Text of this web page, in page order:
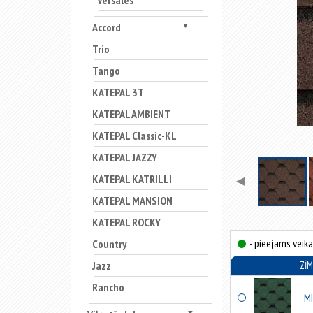
▼
Accord
Trio
Tango
KATEPAL 3T
KATEPAL AMBIENT
KATEPAL Classic-KL
KATEPAL JAZZY
KATEPAL KATRILLI
KATEPAL MANSION
KATEPAL ROCKY
Country
Jazz
Rancho
◀
- pieejams